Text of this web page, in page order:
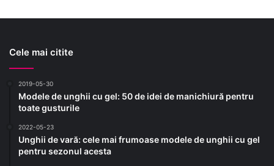
Cele mai citite
2019-05-30
Modele de unghii cu gel: 50 de idei de manichiură pentru
toate gusturile
2022-05-23
Unghii de vară: cele mai frumoase modele de unghii cu gel
pentru sezonul acesta